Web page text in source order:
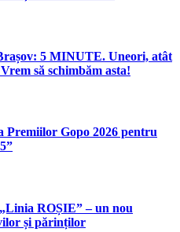
5 MINUTE. Uneori, atât
să schimbăm asta!
Premiilor Gopo 2026 pentru
ROȘIE” – un nou
și părinților